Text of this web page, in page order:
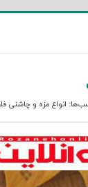
انواع مزه وچاشنی